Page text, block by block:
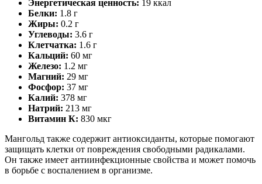
Энергетическая ценность: 19 ккал
Белки: 1.8 г
Жиры: 0.2 г
Углеводы: 3.6 г
Клетчатка: 1.6 г
Кальций: 60 мг
Железо: 1.2 мг
Магний: 29 мг
Фосфор: 37 мг
Калий: 378 мг
Натрий: 213 мг
Витамин К: 830 мкг
Мангольд также содержит антиоксиданты, которые помогают
защищать клетки от повреждения свободными радикалами.
Он также имеет антиинфекционные свойства и может помочь
в борьбе с воспалением в организме.